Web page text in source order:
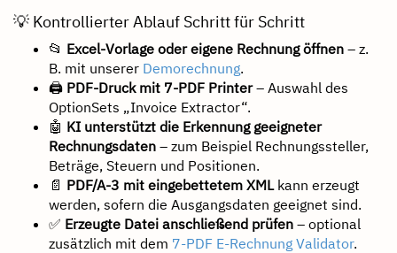
💡 Kontrollierter Ablauf Schritt für Schritt
📂 Excel-Vorlage oder eigene Rechnung öffnen – z.
B. mit unserer Demorechnung.
🖨 PDF-Druck mit 7-PDF Printer– Auswahl des
OptionSets „Invoice Extractor“.
🤖 KI unterstützt die Erkennung geeigneter
Rechnungsdaten – zum Beispiel Rechnungssteller,
Beträge, Steuern und Positionen.
📄 PDF/A-3 mit eingebettetem XMLkann erzeugt
werden, sofern die Ausgangsdaten geeignet sind.
✅ Erzeugte Datei anschließend prüfen – optional
zusätzlich mit dem 7-PDF E-Rechnung Validator.